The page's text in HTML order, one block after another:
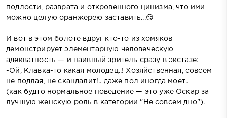
подлости, разврата и откровенного цинизма, что ими
можно целую оранжерею заставить...😏
И вот в этом болоте вдруг кто-то из хомяков
демонстрирует элементарную человеческую
адекватность — и наивный зритель сразу в экстазе:
-Ой, Клавка-то какая молодец..! Хозяйственная, совсем
не подлая, не скандалит!.. даже пол иногда моет..
(как будто нормальное поведение — это уже Оскар за
лучшую женскую роль в категории "Не совсем дно").